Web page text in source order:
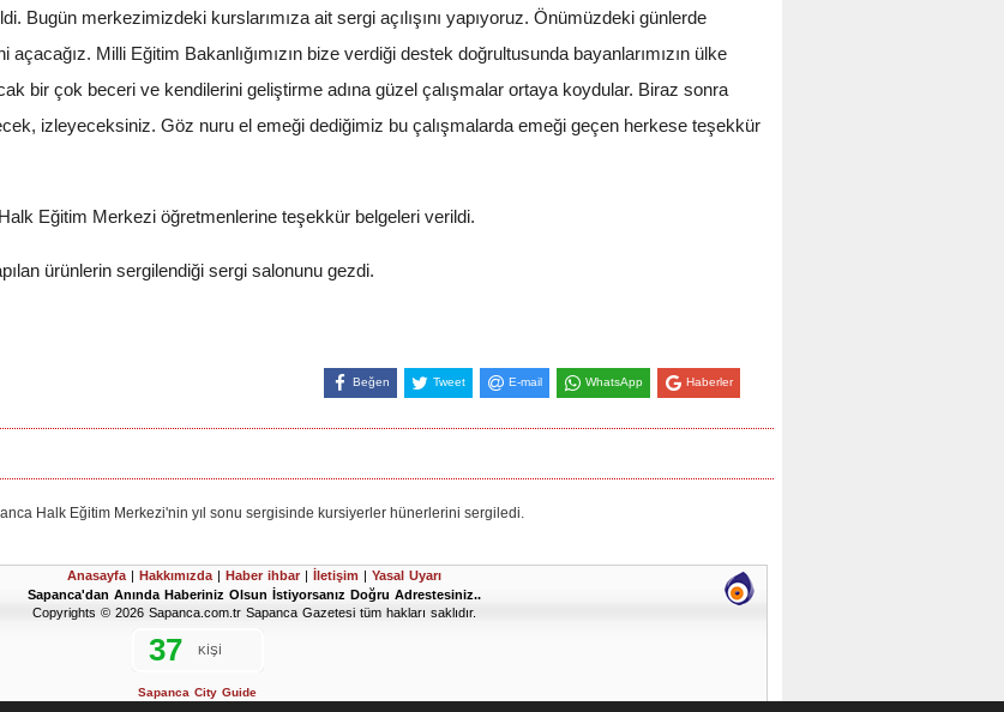
Bugün merkezimizdeki kurslarımıza ait sergi açılışını yapıyoruz. Önümüzdeki günlerde
Milli Eğitim Bakanlığımızın bize verdiği destek doğrultusunda bayanlarımızın ülke
bir çok beceri ve kendilerini geliştirme adına güzel çalışmalar ortaya koydular. Biraz sonra
izleyeceksiniz. Göz nuru el emeği dediğimiz bu çalışmalarda emeği geçen herkese teşekkür
Eğitim Merkezi öğretmenlerine teşekkür belgeleri verildi.
ürünlerin sergilendiği sergi salonunu gezdi.
Beğen Tweet E-mail WhatsApp Haberler
Halk Eğitim Merkezi'nin yıl sonu sergisinde kursiyerler hünerlerini sergiledi.
Anasayfa | Hakkımızda | Haber ihbar | İletişim | Yasal Uyarı
Sapanca'dan Anında Haberiniz Olsun İstiyorsanız Doğru Adrestesiniz..
Copyrights © 2026 Sapanca.com.tr Sapanca Gazetesi tüm hakları saklıdır.
Sapanca City Guide